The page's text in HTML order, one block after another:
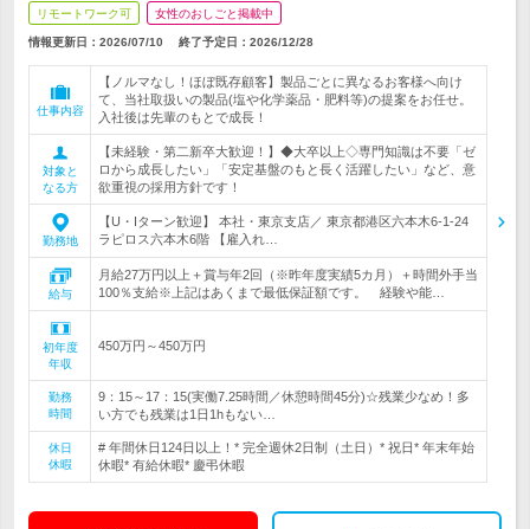
リモートワーク可 女性のおしごと掲載中
情報更新日：2026/07/10 終了予定日： 2026/12/28
仕事内容
【ノルマなし！ほぼ既存顧客】製品ごとに異なるお客様へ向け
て、当社取扱いの製品(塩や化学薬品・肥料等)の提案をお任せ。
入社後は先輩のもとで成長！
対象と
なる方
【未経験・第二新卒大歓迎！】◆大卒以上◇専門知識は不要「ゼ
ロから成長したい」「安定基盤のもと長く活躍したい」など、意
欲重視の採用方針です！
勤務地
【U・Iターン歓迎】 本社・東京支店／ 東京都港区六本木6-1-24
ラピロス六本木6階 【雇入れ…
給与
月給27万円以上＋賞与年2回（※昨年度実績5カ月）＋時間外手当
100％支給※上記はあくまで最低保証額です。 経験や能…
初年度
年収
450万円～450万円
勤務
時間
9：15～17：15(実働7.25時間／休憩時間45分)☆残業少なめ！多
い方でも残業は1日1hもない…
休日
休暇
# 年間休日124日以上！* 完全週休2日制（土日）* 祝日* 年末年始
休暇* 有給休暇* 慶弔休暇